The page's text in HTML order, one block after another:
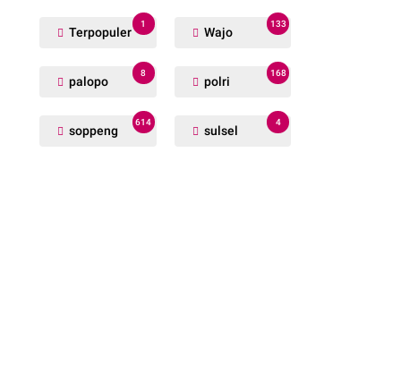
Terpopuler
1
Wajo
133
palopo
8
polri
168
soppeng
614
sulsel
4